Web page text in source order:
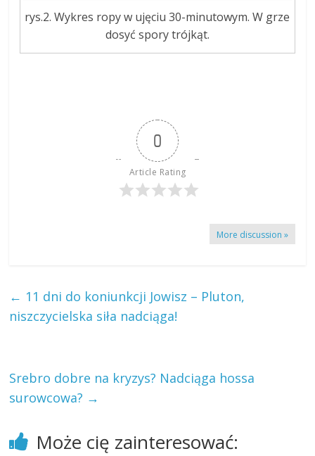
rys.2. Wykres ropy w ujęciu 30-minutowym. W grze
dosyć spory trójkąt.
0
Article Rating
More discussion »
← 11 dni do koniunkcji Jowisz – Pluton,
niszczycielska siła nadciąga!
Srebro dobre na kryzys? Nadciąga hossa
surowcowa? →
Może cię zainteresować: